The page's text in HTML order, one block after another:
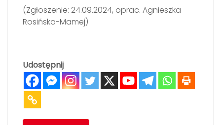
(Zgłoszenie: 24.09.2024, oprac. Agnieszka
Rosińska-Mamej)
Udostępnij